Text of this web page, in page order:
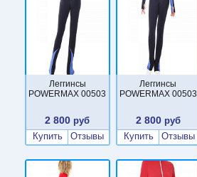
Леггинсы
POWERMAX 00503
2 800 руб
Купить
Отзывы
Леггинсы
POWERMAX 00503
2 800 руб
Купить
Отзывы